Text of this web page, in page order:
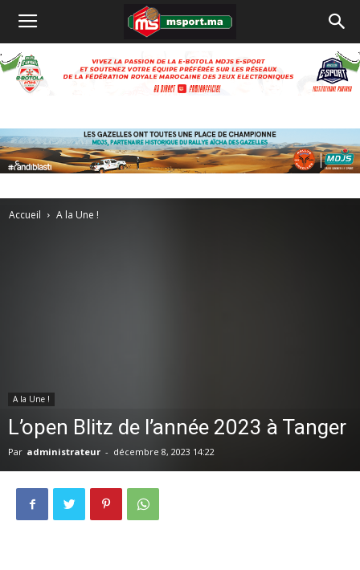
Accueil A la Une !
A la Une !
L’open Blitz de l’année 2023 à Tanger
Par administrateur - décembre 8, 2023 14:22